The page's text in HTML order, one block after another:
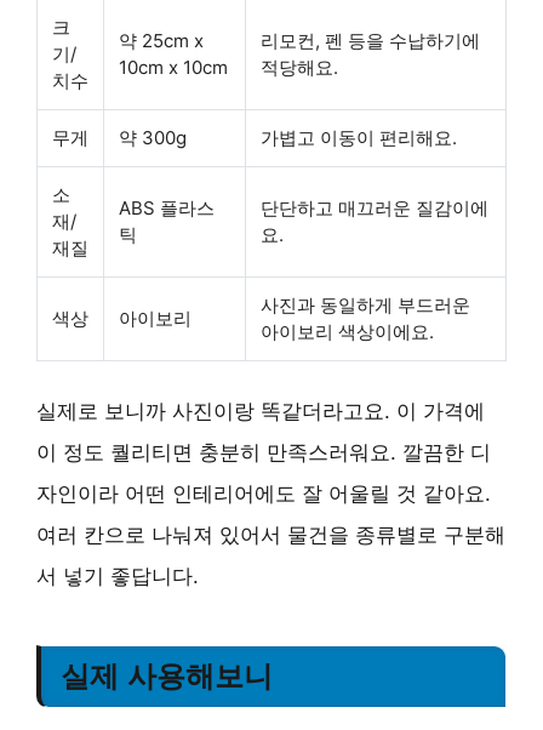
크
기/
치수
약 25cm x
10cm x 10cm
리모컨, 펜 등을 수납하기에
적당해요.
무게 약 300g 가볍고 이동이 편리해요.
소
재/
재질
ABS 플라스
틱
단단하고 매끄러운 질감이에
요.
색상 아이보리
사진과 동일하게 부드러운
아이보리 색상이에요.
실제로 보니까 사진이랑 똑같더라고요. 이 가격에
이 정도 퀄리티면 충분히 만족스러워요. 깔끔한 디
자인이라 어떤 인테리어에도 잘 어울릴 것 같아요.
여러 칸으로 나눠져 있어서 물건을 종류별로 구분해
서 넣기 좋답니다.
실제 사용해보니